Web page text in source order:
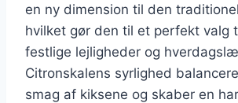
en ny dimension til den
hvilket gør den til et perfekt valg
festlige lejligheder og
Citronskalens syrlighed
smag af kiksene og skaber en